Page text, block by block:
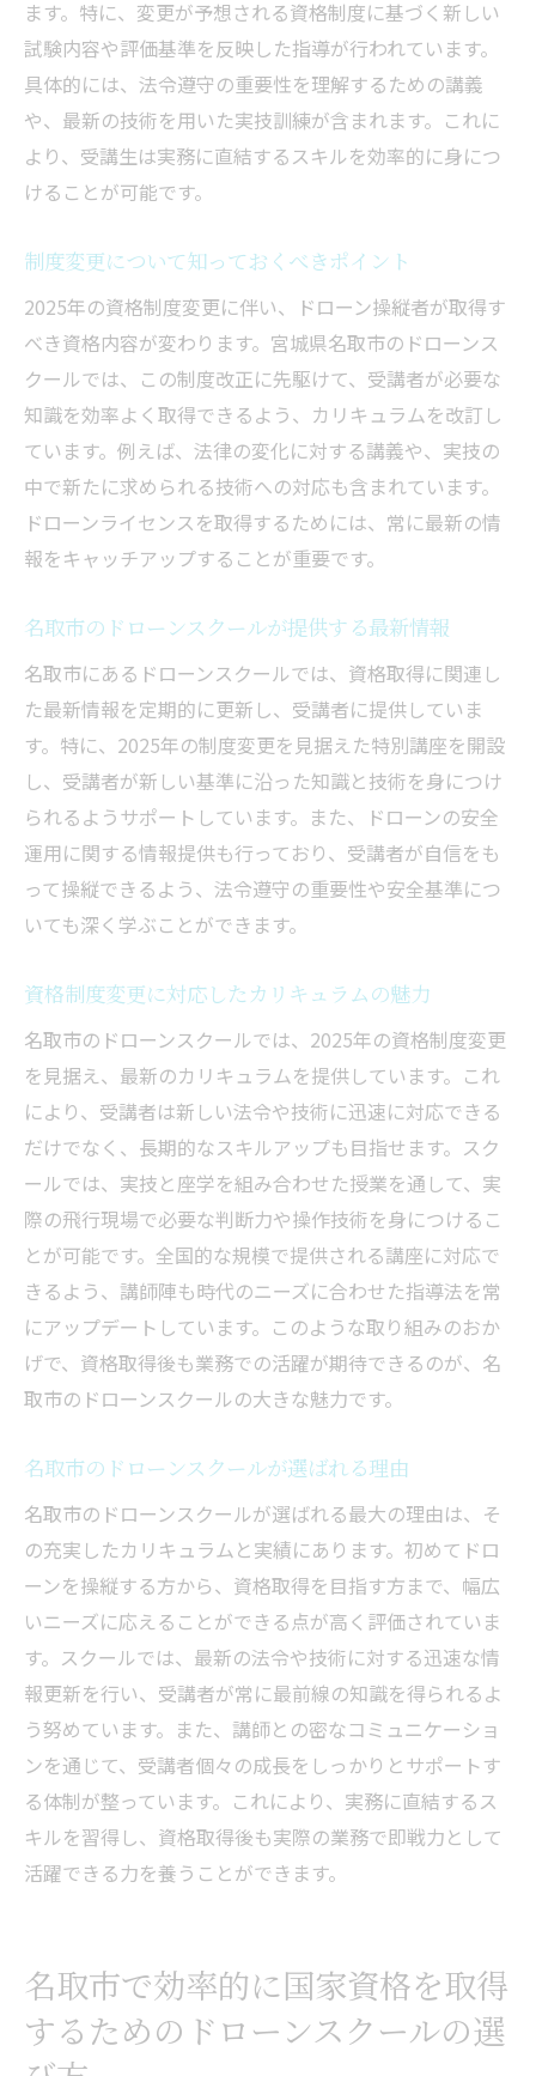
ます。特に、変更が予想される資格制度に基づく新しい
試験内容や評価基準を反映した指導が行われています。
具体的には、法令遵守の重要性を理解するための講義
や、最新の技術を用いた実技訓練が含まれます。これに
より、受講生は実務に直結するスキルを効率的に身につ
けることが可能です。
制度変更について知っておくべきポイント
2025年の資格制度変更に伴い、ドローン操縦者が取得す
べき資格内容が変わります。宮城県名取市のドローンス
クールでは、この制度改正に先駆けて、受講者が必要な
知識を効率よく取得できるよう、カリキュラムを改訂し
ています。例えば、法律の変化に対する講義や、実技の
中で新たに求められる技術への対応も含まれています。
ドローンライセンスを取得するためには、常に最新の情
報をキャッチアップすることが重要です。
名取市のドローンスクールが提供する最新情報
名取市にあるドローンスクールでは、資格取得に関連し
た最新情報を定期的に更新し、受講者に提供していま
す。特に、2025年の制度変更を見据えた特別講座を開設
し、受講者が新しい基準に沿った知識と技術を身につけ
られるようサポートしています。また、ドローンの安全
運用に関する情報提供も行っており、受講者が自信をも
って操縦できるよう、法令遵守の重要性や安全基準につ
いても深く学ぶことができます。
資格制度変更に対応したカリキュラムの魅力
名取市のドローンスクールでは、2025年の資格制度変更
を見据え、最新のカリキュラムを提供しています。これ
により、受講者は新しい法令や技術に迅速に対応できる
だけでなく、長期的なスキルアップも目指せます。スク
ールでは、実技と座学を組み合わせた授業を通して、実
際の飛行現場で必要な判断力や操作技術を身につけるこ
とが可能です。全国的な規模で提供される講座に対応で
きるよう、講師陣も時代のニーズに合わせた指導法を常
にアップデートしています。このような取り組みのおか
げで、資格取得後も業務での活躍が期待できるのが、名
取市のドローンスクールの大きな魅力です。
名取市のドローンスクールが選ばれる理由
名取市のドローンスクールが選ばれる最大の理由は、そ
の充実したカリキュラムと実績にあります。初めてドロ
ーンを操縦する方から、資格取得を目指す方まで、幅広
いニーズに応えることができる点が高く評価されていま
す。スクールでは、最新の法令や技術に対する迅速な情
報更新を行い、受講者が常に最前線の知識を得られるよ
う努めています。また、講師との密なコミュニケーショ
ンを通じて、受講者個々の成長をしっかりとサポートす
る体制が整っています。これにより、実務に直結するス
キルを習得し、資格取得後も実際の業務で即戦力として
活躍できる力を養うことができます。
名取市で効率的に国家資格を取得
するためのドローンスクールの選